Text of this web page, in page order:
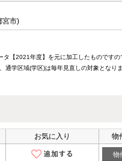
宮市)
【2021年度】を元に加工したものですの
通学区域(学区)は毎年見直しの対象となり
お気に入り 物
物